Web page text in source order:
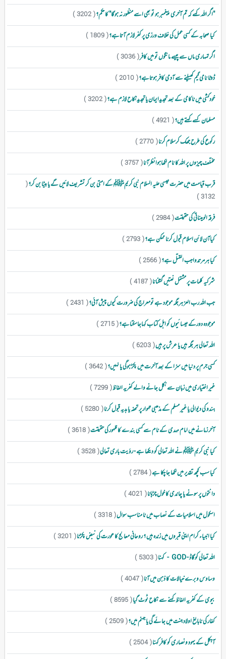
"اگر اللہ کہے کہ تم آخری پیغمبر ہو تو بھی اسے منظور نہ ہو گا" کا حکم؟( 3202 )
کیا صحابہ کے کسی عمل کی خلاف ورزی پر کفر لازم آتاہے؟( 1809 )
اگر تمہاری ماں سے پیسے مانگوں تو میں کافر( 3036 )
ڈوٹا نامی گیم کھیلنے سے آدمی کافر ہوتاہے؟( 2010 )
خودکشی میں ناکامی کے بعد تجدیدایمان یاتجدیدنکاح لازم ہے؟( 3202 )
مسلمان کسے کہتے ہیں؟( 4921 )
رکوع کی طرح جھک کرسلام کرنا( 2770 )
مختلف چیزوں پر اللہ کا نام لکھاہوانظرآنا( 3757 )
قرب قیامت میں حضرت عیسی علیہ السلام نبی کریمﷺ کے امتی بن کر تشریف لائیں گے یا بیٹابن کر؟(
3132 )
فرقہ الومیناتی کی حقیقت( 2984 )
کیاآن لائن اسلام قبول کرنا ممکن ہے؟( 2793 )
کیا ہرمرتدواجب القتل ہے؟( 2566 )
شرکیہ کلمات پر مشتمل نعتیں گنگنانا( 4187 )
جب اللہ رب العز ہرجگہ موجود ہے تومعراج کی ضرورت کیوں پیش آئی؟( 2431 )
موجودہ دورکے عیسائیوں کو اہل کتاب کہاجاسکتاہے؟( 2715 )
اللہ تعالی ہر جگہ ہیں یا عرش پر ہیں( 6203 )
کسی جرم پر دنیا میں سزا کے بعد آخرت میں پکڑ ہوگی یا نہیں؟( 3642 )
غیر اختیاری میں زبان سے نکل جانے والے کفریہ الفاظ( 7299 )
ہندو کی دیوالی یا غیر مسلم کے مذھبی تہوار پر تحفہ یا ہدیہ قبول کرنا( 5280 )
آخر زمانے میں امام مہدی کے نام سے کسی بندے کا ظہور کی حقیقت( 3618 )
کیا نبی کریم ﷺ نے اللہ تعالی کو دیکھا ہے - رؤیت باری تعالی( 3528 )
کیا سب کچھ تقدیر میں لکھا جا چکا ہے( 2784 )
دانتوں پر سونے یا چاندی کا خول چڑہانا( 4021 )
اسکول میں اسلامیات کے نصاب میں نا مناسب سوال( 3318 )
کیا انبیاء کرام اپنی قبروں میں زندہ ہیں ؟ روحانی معالج کا عورت کی نبض پکڑنا( 3201 )
اللہ تعالی کو گاڈ - GOD - کہنا ( 5303 )
وساوس و برے خیالات کا ذہن میں آنا( 4047 )
بیوی کے کفریہ الفاظ کہنے سے نکاح ٹوٹ گیا( 8595 )
کفار کی نابالغ اولاد جنت میں جائے گی یا جہنم میں؟( 2509 )
آجکل کے یہود ونصاری کو کافر کہنا( 2504 )